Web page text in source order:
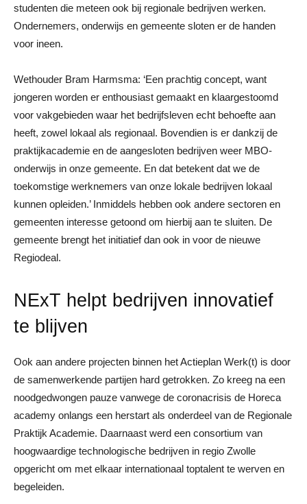
studenten die meteen ook bij regionale bedrijven werken.
Ondernemers, onderwijs en gemeente sloten er de handen
voor ineen.
Wethouder Bram Harmsma: ‘Een prachtig concept, want
jongeren worden er enthousiast gemaakt en klaargestoomd
voor vakgebieden waar het bedrijfsleven echt behoefte aan
heeft, zowel lokaal als regionaal. Bovendien is er dankzij de
praktijkacademie en de aangesloten bedrijven weer MBO-
onderwijs in onze gemeente. En dat betekent dat we de
toekomstige werknemers van onze lokale bedrijven lokaal
kunnen opleiden.’ Inmiddels hebben ook andere sectoren en
gemeenten interesse getoond om hierbij aan te sluiten. De
gemeente brengt het initiatief dan ook in voor de nieuwe
Regiodeal.
NExT helpt bedrijven innovatief
te blijven
Ook aan andere projecten binnen het Actieplan Werk(t) is door
de samenwerkende partijen hard getrokken. Zo kreeg na een
noodgedwongen pauze vanwege de coronacrisis de Horeca
academy onlangs een herstart als onderdeel van de Regionale
Praktijk Academie. Daarnaast werd een consortium van
hoogwaardige technologische bedrijven in regio Zwolle
opgericht om met elkaar internationaal toptalent te werven en
begeleiden.